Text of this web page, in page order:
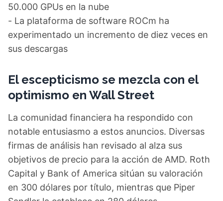
50.000 GPUs en la nube
- La plataforma de software ROCm ha
experimentado un incremento de diez veces en
sus descargas
El escepticismo se mezcla con el
optimismo en Wall Street
La comunidad financiera ha respondido con
notable entusiasmo a estos anuncios. Diversas
firmas de análisis han revisado al alza sus
objetivos de precio para la acción de AMD. Roth
Capital y Bank of America sitúan su valoración
en 300 dólares por título, mientras que Piper